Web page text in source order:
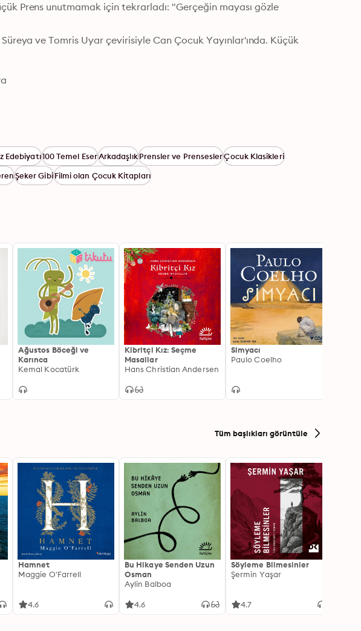
Prens unutmamak için tekrarladı: "Gerçeğin mayası gözle
ve Tomris Uyar çevirisiyle Can Çocuk Yayınlar'ında. Küçük
Edebiyatı100 Temel EserArkadaşlıkPrensler ve PrenseslerÇocuk Klasikleri
Şeker GibiFilmi olan Çocuk Kitapları
Ağustos Böceği ve
Karınca
Kemal Kocatürk
Kibritçi Kız: Seçme
Masallar
Hans Christian Andersen
Simyacı
Paulo Coelho
Tüm başlıkları görüntüle
Hamnet
Maggie O'Farrell
4.6
Bu Hikaye Senden Uzun
Osman
Aylin Balboa
4.6
Söyleme Bilmesinler
Şermin Yaşar
4.7